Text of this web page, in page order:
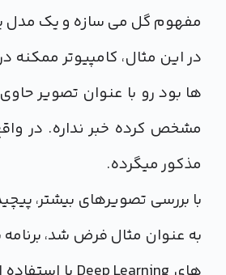
مفهوم گل می سازه و یک مدل
در این مثال، کامپیوتر ممکنه
ها بود رو با عنوان تصویر
مشخص کرده خبر نداره. در
مذکور میگرده.
با بررسی تصویرهای بیشتر،
به عنوان مثال فرض شد، برنامه